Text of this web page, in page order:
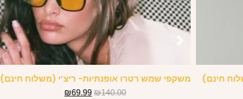
חינם) משקפי שמש רטרו אופנתיות- ריצ’י (משלוח חינם)
₪140.00
₪69.99